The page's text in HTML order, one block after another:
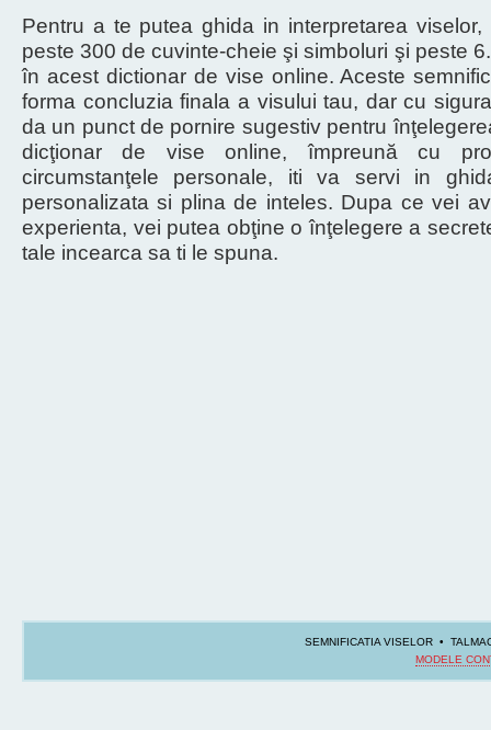
Pentru a te putea ghida in interpretarea
peste 300 de cuvinte-cheie şi simboluri şi peste
în acest dictionar de vise online. Aceste
forma concluzia finala a visului tau, dar cu
da un punct de pornire sugestiv pentru
dicţionar de vise online, împreună cu
circumstanţele personale, iti va servi in
personalizata si plina de inteles. Dupa ce vei
experienta, vei putea obţine o înţelegere a
tale incearca sa ti le spuna.
SEMNIFICATIA VISELOR •
MODELE